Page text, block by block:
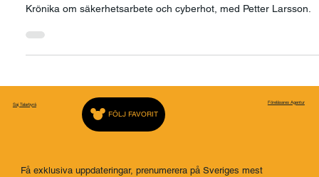
möjligheter i en osäker värld
Krönika om säkerhetsarbete och cyberhot, med Petter Larsson.